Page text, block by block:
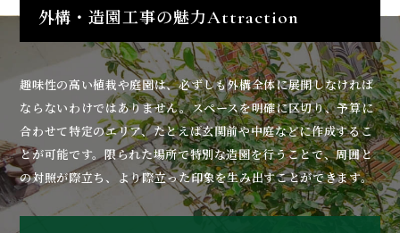
外構・造園工事の魅力Attraction
趣味性の高い植栽や庭園は、必ずしも外構全体に展開しなければ
ならないわけではありません。スペースを明確に区切り、予算に
合わせて特定のエリア、たとえば玄関前や中庭などに作成するこ
とが可能です。限られた場所で特別な造園を行うことで、周囲と
の対照が際立ち、より際立った印象を生み出すことができます。